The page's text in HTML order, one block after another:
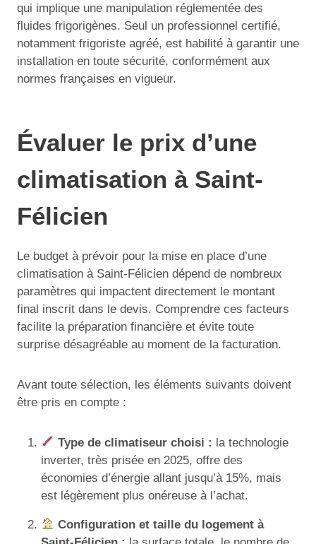
qui implique une manipulation réglementée des
fluides frigorigènes. Seul un professionnel certifié,
notamment frigoriste agréé, est habilité à garantir une
installation en toute sécurité, conformément aux
normes françaises en vigueur.
Évaluer le prix d’une
climatisation à Saint-
Félicien
Le budget à prévoir pour la mise en place d’une
climatisation à Saint-Félicien dépend de nombreux
paramètres qui impactent directement le montant
final inscrit dans le devis. Comprendre ces facteurs
facilite la préparation financière et évite toute
surprise désagréable au moment de la facturation.
Avant toute sélection, les éléments suivants doivent
être pris en compte :
Type de climatiseur choisi : la technologie
inverter, très prisée en 2025, offre des
économies d’énergie allant jusqu’à 15%, mais
est légèrement plus onéreuse à l’achat.
Configuration et taille du logement à